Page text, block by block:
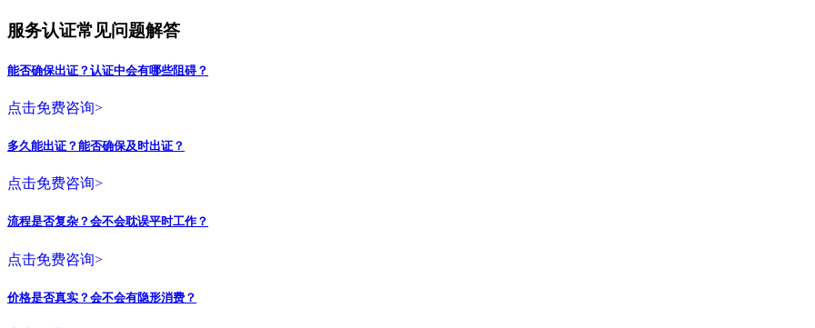
服务认证常见问题解答
能否确保出证？认证中会有哪些阻碍？
点击免费咨询>
多久能出证？能否确保及时出证？
点击免费咨询>
流程是否复杂？会不会耽误平时工作？
点击免费咨询>
价格是否真实？会不会有隐形消费？